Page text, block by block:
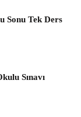
Sonu Tek Ders
Sınavı